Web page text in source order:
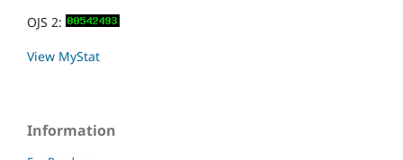
OJS 2:
View MyStat
Information